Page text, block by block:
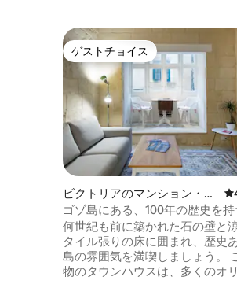
ゲストチョイス
ゲストチョイス
ビクトリアのマンション・ア
パート
ゴゾ島にある、100年の歴史を持
なタウンハウス
何世紀も前に築かれた石の壁と
タイル張りの床に囲まれ、歴史
島の雰囲気を満喫しましょう。
物のタウンハウスは、多くのオ